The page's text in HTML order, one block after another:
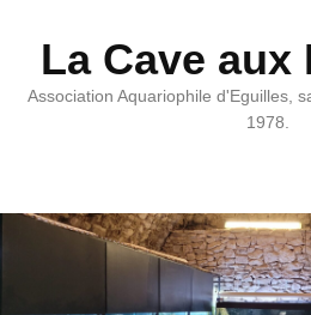
La Cave
Association Aquariophile d'Eguilles,
1978.